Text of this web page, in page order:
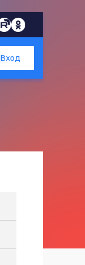
Вход